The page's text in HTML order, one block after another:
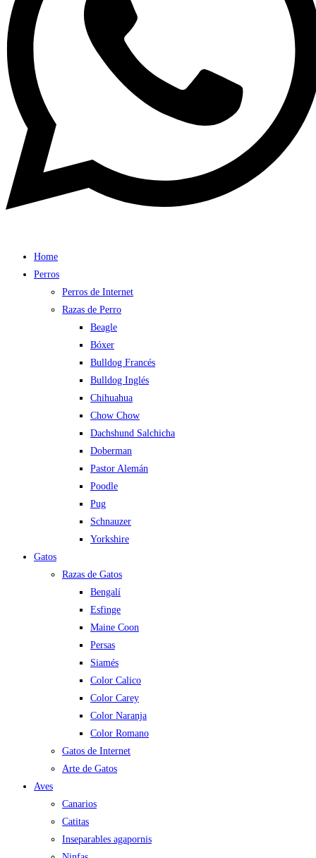
Home
Perros
Perros de Internet
Razas de Perro
Beagle
Bóxer
Bulldog Francés
Bulldog Inglés
Chihuahua
Chow Chow
Dachshund Salchicha
Doberman
Pastor Alemán
Poodle
Pug
Schnauzer
Yorkshire
Gatos
Razas de Gatos
Bengalí
Esfinge
Maine Coon
Persas
Siamés
Color Calico
Color Carey
Color Naranja
Color Romano
Gatos de Internet
Arte de Gatos
Aves
Canarios
Catitas
Inseparables agapornis